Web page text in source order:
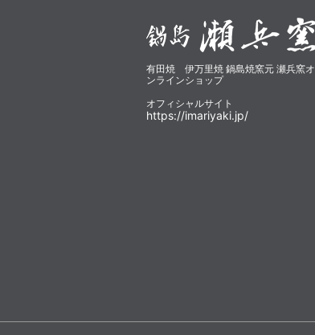
有田焼 伊万里焼 鍋島焼窯元 瀬兵窯オ
ンラインショップ
オフィシャルサイト
https://imariyaki.jp/